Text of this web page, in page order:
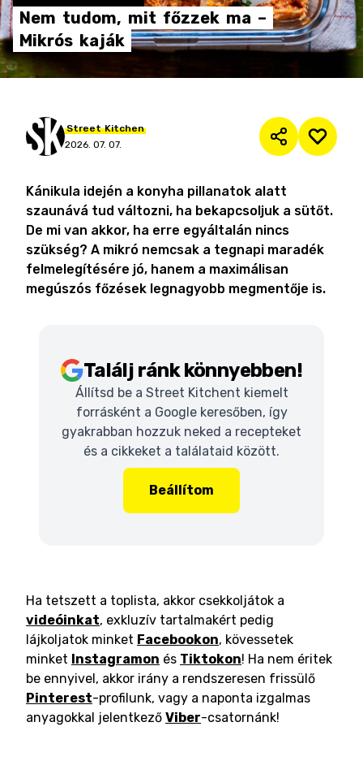
Nem tudom, mit főzzek ma –
Mikrós kaják
Street Kitchen
2026. 07. 07.
Kánikula idején a konyha pillanatok alatt
szaunává tud változni, ha bekapcsoljuk a sütőt.
De mi van akkor, ha erre egyáltalán nincs
szükség? A mikró nemcsak a tegnapi maradék
felmelegítésére jó, hanem a maximálisan
megúszós főzések legnagyobb megmentője is.
Találj ránk könnyebben!
Állítsd be a Street Kitchent kiemelt
forrásként a Google keresőben, így
gyakrabban hozzuk neked a recepteket
és a cikkeket a találataid között.
Beállítom
Ha tetszett a toplista, akkor csekkoljátok a
videóinkat, exkluzív tartalmakért pedig
lájkoljatok minket Facebookon, kövessetek
minket Instagramon és Tiktokon! Ha nem éritek
be ennyivel, akkor irány a rendszeresen frissülő
Pinterest-profilunk, vagy a naponta izgalmas
anyagokkal jelentkező Viber-csatornánk!